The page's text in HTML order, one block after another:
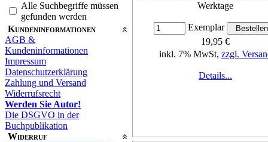
Alle Suchbegriffe müssen
gefunden werden
Kundeninformationen
AGB &
Kundeninformationen
Impressum
Datenschutzerklärung
Zahlung und Versand
Widerrufsrecht
Werden Sie Autor!
Die DSGVO in der
Buchpublikation
Widerruf
Werktage
Exemplar
19,95 €
inkl. 7% MwSt, zzgl.
Details...